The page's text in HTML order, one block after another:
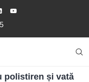
polistiren și vată